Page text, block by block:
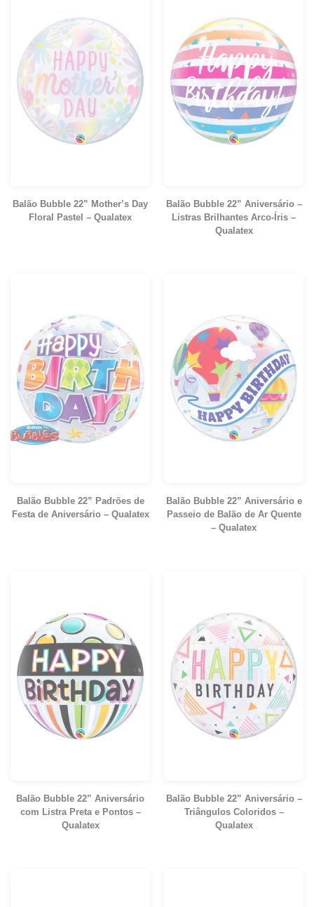
Balão Bubble 22” Mother’s Day
Floral Pastel – Qualatex
Balão Bubble 22” Aniversário –
Listras Brilhantes Arco-Íris –
Qualatex
Balão Bubble 22” Padrões de
Festa de Aniversário – Qualatex
Balão Bubble 22” Aniversário e
Passeio de Balão de Ar Quente
– Qualatex
Balão Bubble 22” Aniversário
com Listra Preta e Pontos –
Qualatex
Balão Bubble 22” Aniversário –
Triângulos Coloridos –
Qualatex